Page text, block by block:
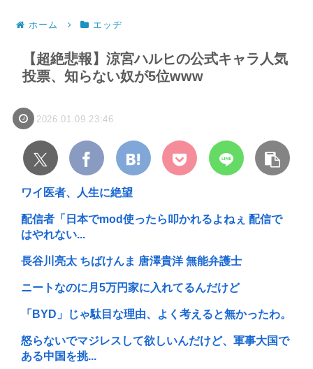
ホーム エッヂ
【超絶悲報】涼宮ハルヒの公式キャラ人気
投票、知らない奴が5位www
2026.01.09 23:46
ワイ医者、人生に絶望
配信者「日本でmod使ったら叩かれるよねぇ 配信で
はやれない...
長谷川亮太 ちばけんま 唐澤貴洋 無能弁護士
ニートなのに月5万円家に入れてるんだけど
「BYD」じゃ駄目な理由、よく考えると無かったわ。
怒らないでマジレスして欲しいんだけど、軍事大国で
ある中国を挑...